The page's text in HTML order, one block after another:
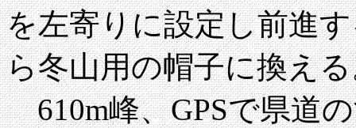
を左寄りに設定し前進
ら冬山用の帽子に換え
610m峰、GPSで県道